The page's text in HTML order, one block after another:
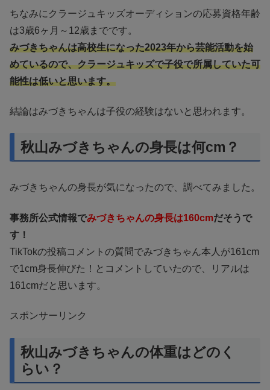
ちなみにクラージュキッズオーディションの応募資格年齢
は3歳6ヶ月～12歳までです。
みづきちゃんは高校生になった2023年から芸能活動を始
めているので、クラージュキッズで子役で所属していた可
能性は低いと思います。
結論はみづきちゃんは子役の経験はないと思われます。
秋山みづきちゃんの身長は何cm？
みづきちゃんの身長が気になったので、調べてみました。
事務所公式情報でみづきちゃんの身長は160cmだそうで
す！
TikTokの投稿コメントの質問でみづきちゃん本人が161cm
で1cm身長伸びた！とコメントしていたので、リアルは
161cmだと思います。
スポンサーリンク
秋山みづきちゃんの体重はどのく
らい？